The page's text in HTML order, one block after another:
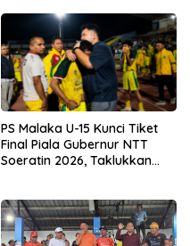
PS Malaka U-15 Kunci Tiket
Final Piala Gubernur NTT
Soeratin 2026, Taklukkan